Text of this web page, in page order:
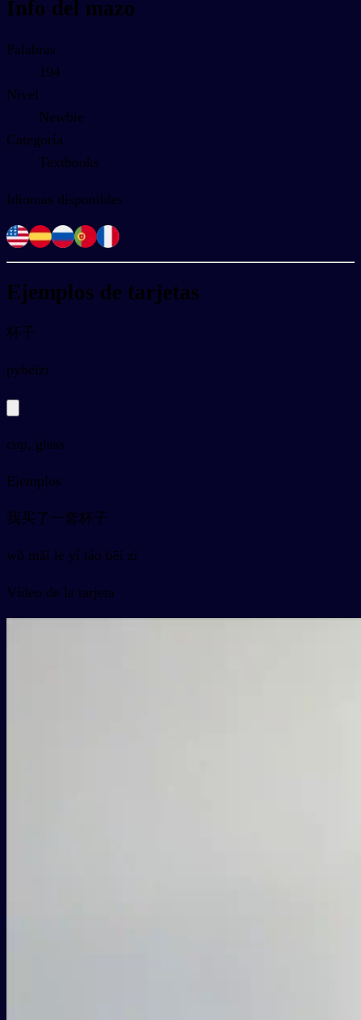
Info del mazo
Palabras
194
Nivel
Newbie
Categoría
Textbooks
Idiomas disponibles
Ejemplos de tarjetas
杯子
pybēizi
cup, glass
Ejemplos
我买了一套杯子
wǒ mǎi le yí tào bēi zi
Vídeo de la tarjeta